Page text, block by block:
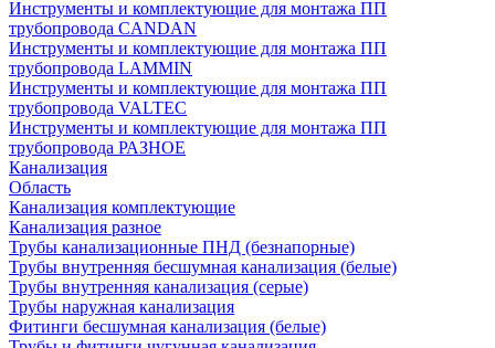
Инструменты и комплектующие для монтажа ПП
трубопровода CANDAN
Инструменты и комплектующие для монтажа ПП
трубопровода LAMMIN
Инструменты и комплектующие для монтажа ПП
трубопровода VALTEC
Инструменты и комплектующие для монтажа ПП
трубопровода РАЗНОЕ
Канализация
Область
Канализация комплектующие
Канализация разное
Трубы канализационные ПНД (безнапорные)
Трубы внутренняя бесшумная канализация (белые)
Трубы внутренняя канализация (серые)
Трубы наружная канализация
Фитинги бесшумная канализация (белые)